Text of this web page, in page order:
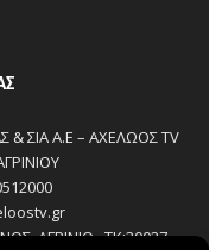
ΣΙΑ Α.Ε – ΑΧΕΛΩΟΣ TV
ΑΓΡΙΝΙΟ , ΤΚ:30027